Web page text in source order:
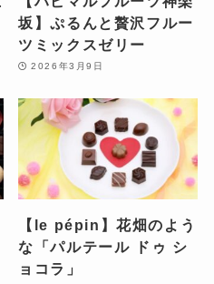
坂】ぷるんと贅沢フルー
ツミックスゼリー
2026年3月9日
【le pépin】花畑のよう
な「パルテール ドゥ シ
ョコラ」